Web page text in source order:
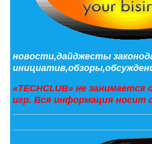
новости,дайджесты
«TECHCLUB» не
игр. Вся информация носит